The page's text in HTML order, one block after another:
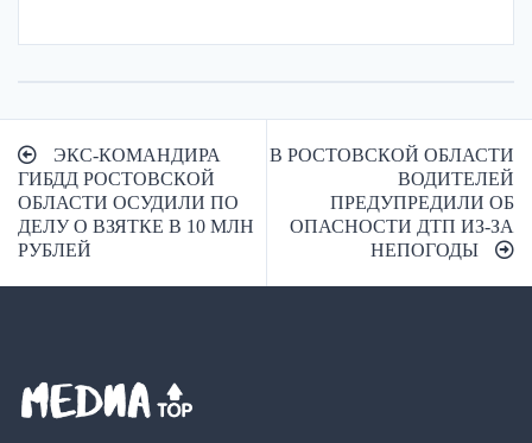
Навигация
по
записям
ЭКС-КОМАНДИРА
ГИБДД РОСТОВСКОЙ
ОБЛАСТИ ОСУДИЛИ ПО
ДЕЛУ О ВЗЯТКЕ В 10 МЛН
РУБЛЕЙ
В РОСТОВСКОЙ ОБЛАСТИ
ВОДИТЕЛЕЙ
ПРЕДУПРЕДИЛИ ОБ
ОПАСНОСТИ ДТП ИЗ-ЗА
НЕПОГОДЫ